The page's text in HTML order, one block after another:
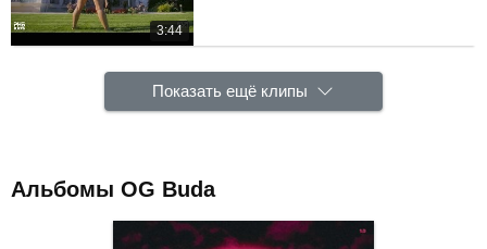
3:44
Показать ещё клипы
Альбомы OG Buda